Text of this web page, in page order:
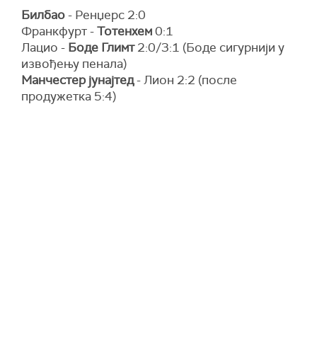
Билбао- Ренџерс 2:0
Франкфурт -Тотенхем0:1
Лацио - Боде Глимт2:0/3:1 (Боде сигурнији у
извођењу пенала)
Манчестер јунајтед- Лион 2:2 (после
продужетка 5:4)